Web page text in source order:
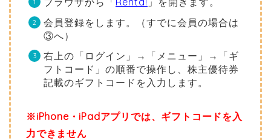
会員登録をします。（すでに会員の場合は
③へ）
右上の「ログイン」→「メニュー」→「ギ
フトコード」の順番で操作し、株主優待券
記載のギフトコードを入力します。
※iPhone・iPadアプリでは、ギフトコードを入
力できません